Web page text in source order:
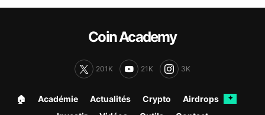
Coin Academy
201K 21K 3K
🏠︎ Académie Actualités Crypto Airdrops ✦